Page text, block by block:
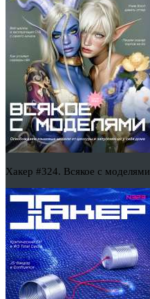
Хакер #324. Всякое с моделями